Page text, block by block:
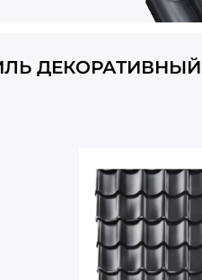
ДЕКОРАТИВНЫЙ